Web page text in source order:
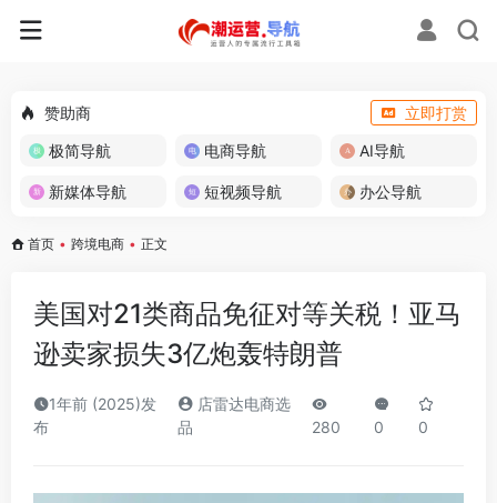
赞助商
立即打赏
极简导航
电商导航 AI导航
新媒体导航 短视频导航 办公导航
首页 • 跨境电商 • 正文
美国对21类商品免征对等关税！亚马
逊卖家损失3亿炮轰特朗普
1年前 (2025)发
布
店雷达电商选
品
280 0 0